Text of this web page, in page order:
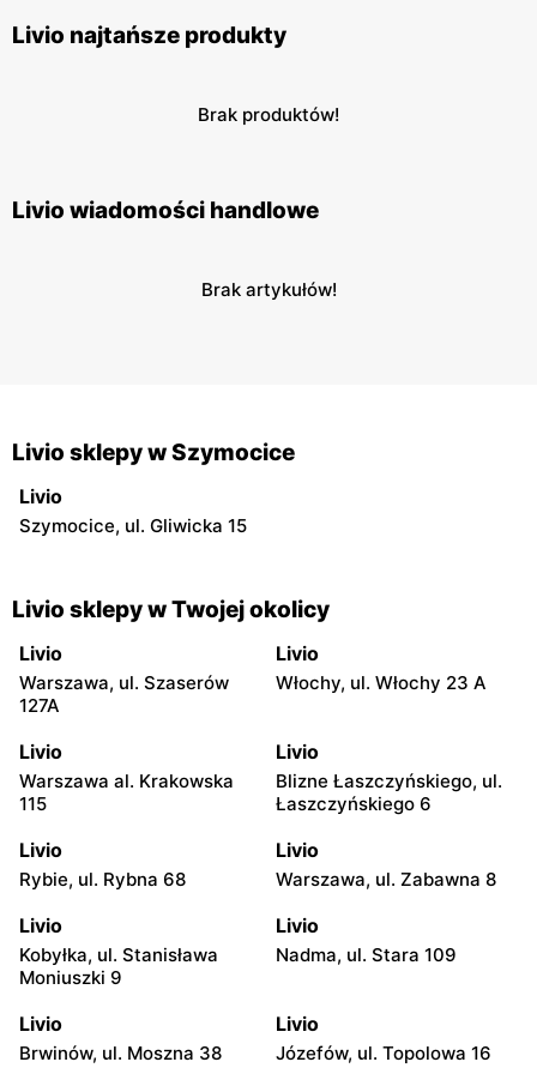
Livio najtańsze produkty
Brak produktów!
Livio wiadomości handlowe
Brak artykułów!
Livio sklepy w Szymocice
Livio
Szymocice, ul. Gliwicka 15
Livio sklepy w Twojej okolicy
Livio
Warszawa, ul. Szaserów
127A
Livio
Włochy, ul. Włochy 23 A
Livio
Warszawa al. Krakowska
115
Livio
Blizne Łaszczyńskiego, ul.
Łaszczyńskiego 6
Livio
Rybie, ul. Rybna 68
Livio
Warszawa, ul. Zabawna 8
Livio
Kobyłka, ul. Stanisława
Moniuszki 9
Livio
Nadma, ul. Stara 109
Livio
Brwinów, ul. Moszna 38
Livio
Józefów, ul. Topolowa 16